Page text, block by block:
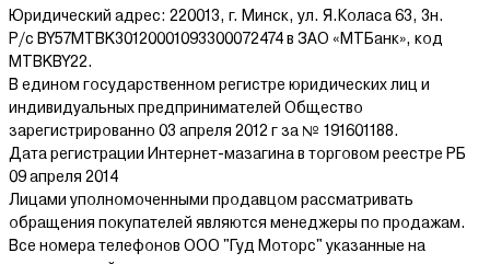
Юридический адрес: 220013, г. Минск, ул. Я.Коласа 63, 3н.
Р/с BY57MTBK30120001093300072474 в ЗАО «МТБанк», код
MTBKBY22.
В едином государственном регистре юридических лиц и
индивидуальных предпринимателей Общество
зарегистрированно 03 апреля 2012 г за № 191601188.
Дата регистрации Интернет-мазагина в торговом реестре РБ
09 апреля 2014
Лицами уполномоченными продавцом рассматривать
обращения покупателей являются менеджеры по продажам.
Все номера телефонов ООО "Гуд Моторс" указанные на